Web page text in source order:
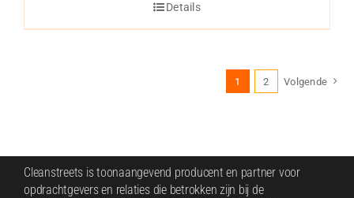
Details
1 2 Volgende
Cleanstreets is toonaangevend producent en partner voor
opdrachtgevers en relaties die betrokken zijn bij de